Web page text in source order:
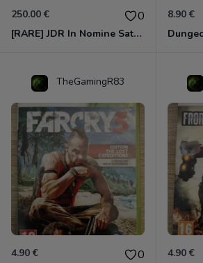
250.00 € 0
[RARE] JDR In Nomine Satanis / Magna Veritas – 1ère Édition BOÎTE (DOS BLANC, 1989) - CROC / Siroz
8.90 €
TheGamingR83
4.90 € 0 4.90 €